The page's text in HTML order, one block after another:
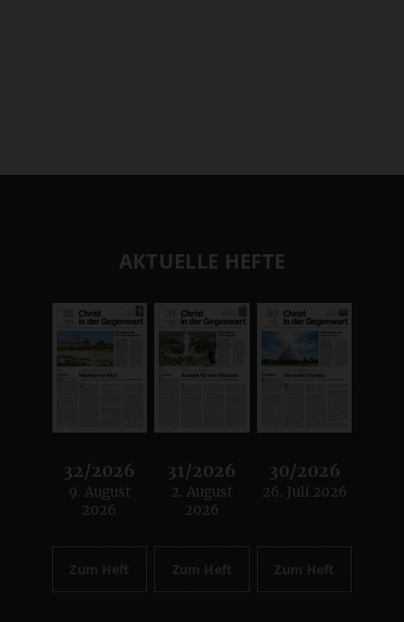
AKTUELLE HEFTE
32/2026
:
9. August
2026
Zum Heft
31/2026
:
2. August
2026
Zum Heft
30/2026
:
26. Juli 2026
Zum Heft